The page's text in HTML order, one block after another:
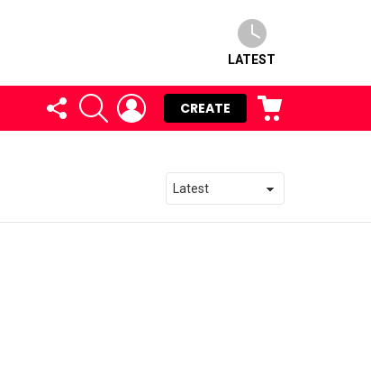
LATEST
FOLLOW
US
SEARCH LOGIN
CREATE